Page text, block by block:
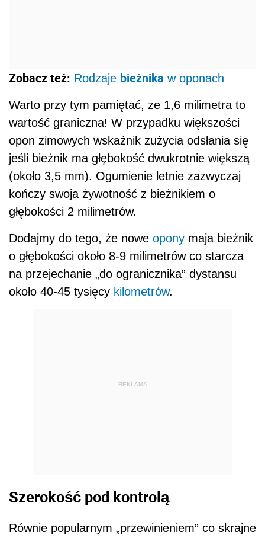
Zobacz też: Rodzaje bieżnika w oponach
Warto przy tym pamiętać, ze 1,6 milimetra to
wartość graniczna! W przypadku większości
opon zimowych wskaźnik zużycia odsłania się
jeśli bieżnik ma głębokość dwukrotnie większą
(około 3,5 mm). Ogumienie letnie zazwyczaj
kończy swoja żywotność z bieżnikiem o
głębokości 2 milimetrów.
Dodajmy do tego, że nowe opony maja bieżnik
o głębokości około 8-9 milimetrów co starcza
na przejechanie „do ogranicznika” dystansu
około 40-45 tysięcy kilometrów.
REKLAMA
Szerokość pod kontrolą
Równie popularnym „przewinieniem” co skrajne